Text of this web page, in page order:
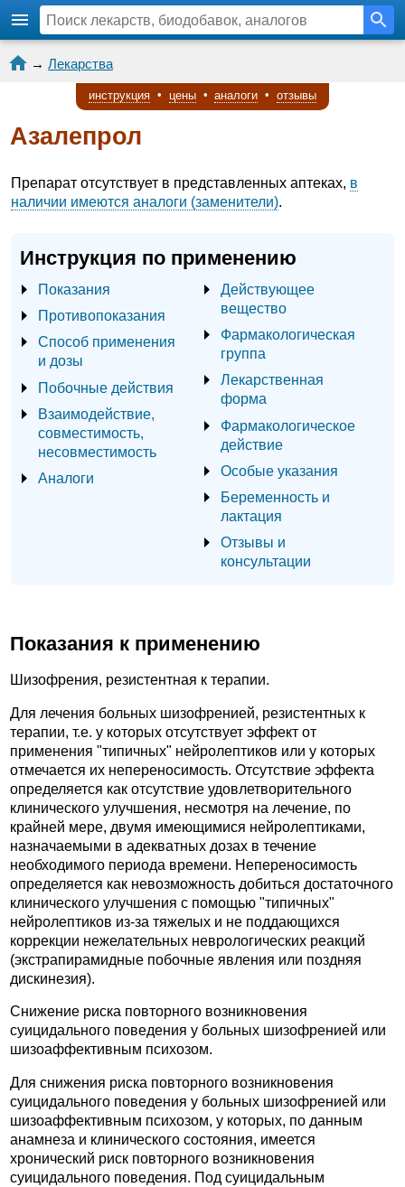
→ Лекарства
инструкция • цены • аналоги • отзывы
Азалепрол
Препарат отсутствует в представленных аптеках, в
наличии имеются аналоги (заменители).
Инструкция по применению
Показания
Противопоказания
Способ применения
и дозы
Побочные действия
Взаимодействие,
совместимость,
несовместимость
Аналоги
Действующее
вещество
Фармакологическая
группа
Лекарственная
форма
Фармакологическое
действие
Особые указания
Беременность и
лактация
Отзывы и
консультации
Показания к применению
Шизофрения, резистентная к терапии.
Для лечения больных шизофренией, резистентных к
терапии, т.е. у которых отсутствует эффект от
применения "типичных" нейролептиков или у которых
отмечается их непереносимость. Отсутствие эффекта
определяется как отсутствие удовлетворительного
клинического улучшения, несмотря на лечение, по
крайней мере, двумя имеющимися нейролептиками,
назначаемыми в адекватных дозах в течение
необходимого периода времени. Непереносимость
определяется как невозможность добиться достаточного
клинического улучшения с помощью "типичных"
нейролептиков из-за тяжелых и не поддающихся
коррекции нежелательных неврологических реакций
(экстрапирамидные побочные явления или поздняя
дискинезия).
Снижение риска повторного возникновения
суицидального поведения у больных шизофренией или
шизоаффективным психозом.
Для снижения риска повторного возникновения
суицидального поведения у больных шизофренией или
шизоаффективным психозом, у которых, по данным
анамнеза и клинического состояния, имеется
хронический риск повторного возникновения
суицидального поведения. Под суицидальным